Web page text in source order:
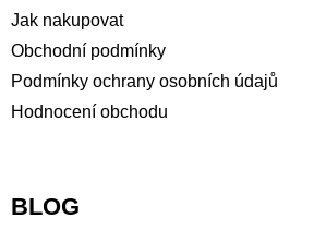
Jak nakupovat
Obchodní podmínky
Podmínky ochrany osobních údajů
Hodnocení obchodu
BLOG